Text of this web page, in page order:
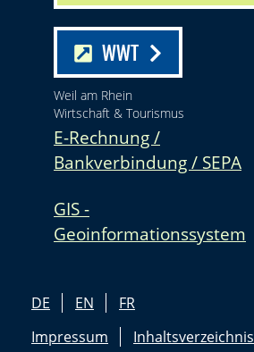
WWT
Weil am Rhein
Wirtschaft & Tourismus
E-Rechnung /
Bankverbindung / SEPA
GIS -
Geoinformationssystem
DE EN
FR
Impressum
Inhaltsverzeichnis